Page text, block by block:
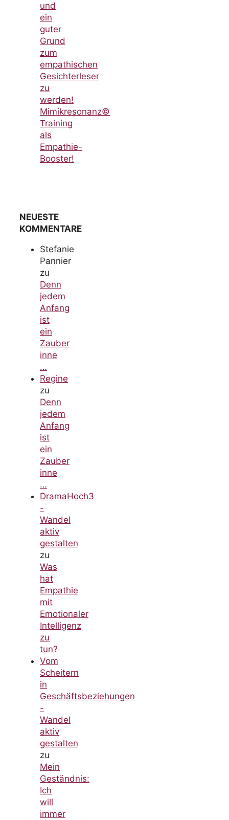
und
ein
guter
Grund
zum
empathischen
Gesichterleser
zu
werden!
Mimikresonanz©
Training
als
Empathie-
Booster!
NEUESTE
KOMMENTARE
Stefanie
Pannier
zu
Denn
jedem
Anfang
ist
ein
Zauber
inne
…
Regine
zu
Denn
jedem
Anfang
ist
ein
Zauber
inne
…
DramaHoch3
-
Wandel
aktiv
gestalten
zu
Was
hat
Empathie
mit
Emotionaler
Intelligenz
zu
tun?
Vom
Scheitern
in
Geschäftsbeziehungen
-
Wandel
aktiv
gestalten
zu
Mein
Geständnis:
Ich
will
immer